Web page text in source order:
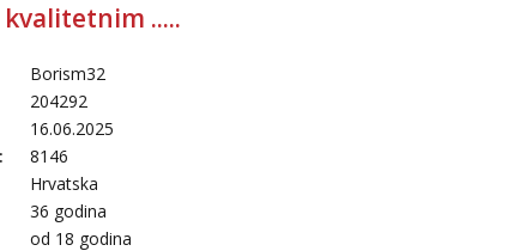
.....
Borism32
204292
16.06.2025
8146
Hrvatska
36 godina
od 18 godina